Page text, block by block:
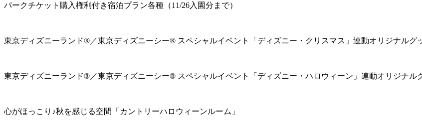
パークチケット購入権利付き宿泊プラン各種（11/26入園分まで）
東京ディズニーランド®／東京ディズニーシー® スペシャルイベント「ディズニー・クリスマス」連動オリジナルグ
東京ディズニーランド®／東京ディズニーシー® スペシャルイベント「ディズニー・ハロウィーン」連動オリジナル
心がほっこり♪秋を感じる空間「カントリーハロウィーンルーム」